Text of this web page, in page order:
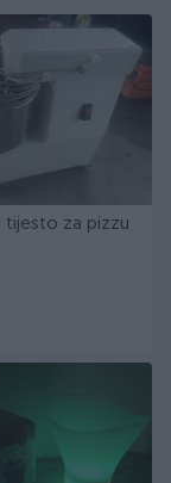
tijesto za pizzu